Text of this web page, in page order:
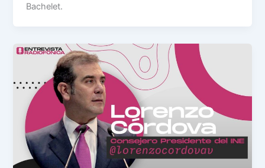
Bachelet.